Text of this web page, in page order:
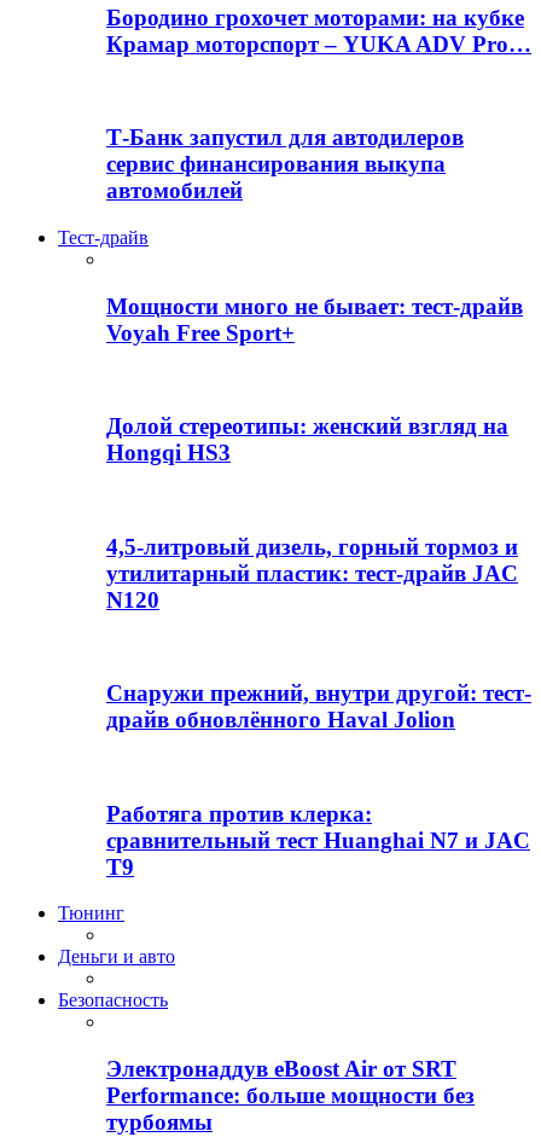
Бородино грохочет моторами: на кубке
Крамар моторспорт – YUKA ADV Pro…
Т-Банк запустил для автодилеров
сервис финансирования выкупа
автомобилей
Тест-драйв
Мощности много не бывает: тест-драйв
Voyah Free Sport+
Долой стереотипы: женский взгляд на
Hongqi HS3
4,5-литровый дизель, горный тормоз и
утилитарный пластик: тест-драйв JAC
N120
Снаружи прежний, внутри другой: тест-
драйв обновлённого Haval Jolion
Работяга против клерка:
сравнительный тест Huanghai N7 и JAC
T9
Тюнинг
Деньги и авто
Безопасность
Электронаддув eBoost Air от SRT
Performance: больше мощности без
турбоямы